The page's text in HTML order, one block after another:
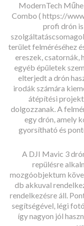
ModernTech
Combo ( https://
profi drón
terület felméréséhez
ereszek,
egyéb épületek
elterjedt a drón
irodák számára
átépítési
dolgozzanak. A
egy drón, amely
gyorsítható és
A DJI Mavic 3
repülésre
mozgóobjektum
db akkuval
rendelkezésre áll.
segítségével, légi
így nagyon jól